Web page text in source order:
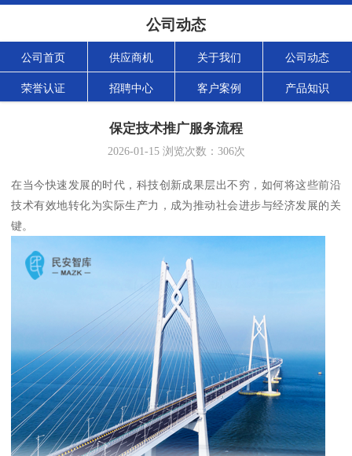
公司动态
公司首页 供应商机 关于我们 公司动态
荣誉认证 招聘中心 客户案例 产品知识
保定技术推广服务流程
2026-01-15浏览次数： 306次
在当今快速发展的时代，科技创新成果层出不穷，如何将这些前沿
技术有效地转化为实际生产力，成为推动社会进步与经济发展的关
键。